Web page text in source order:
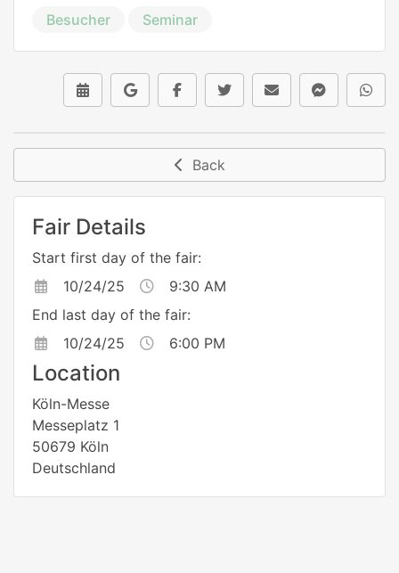
Besucher Seminar
Back
Fair Details
Start first day of the fair:
10/24/25
9:30 AM
End last day of the fair:
10/24/25
6:00 PM
Location
Köln-Messe
Messeplatz 1
50679 Köln
Deutschland